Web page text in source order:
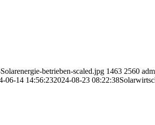
betrieben-scaled.jpg 1463 2560
06-14 14:56:232024-08-23 08:22:38